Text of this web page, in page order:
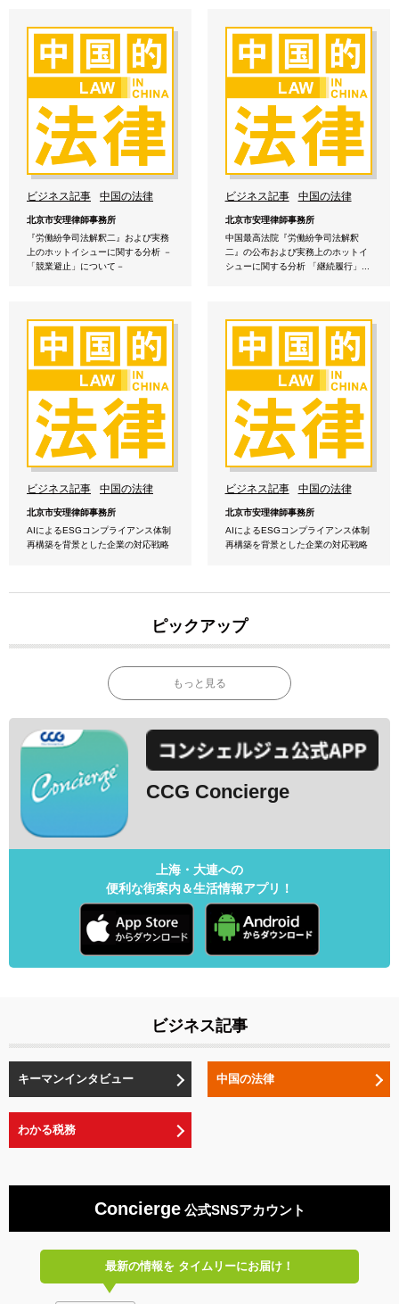
ビジネス記事 中国の法律
北京市安理律師事務所
『労働紛争司法解釈二』および実務
上のホットイシューに関する分析 －
「競業避止」について－
ビジネス記事 中国の法律
北京市安理律師事務所
中国最高法院『労働紛争司法解釈
二』の公布および実務上のホットイ
シューに関する分析 「継続履行」...
ビジネス記事 中国の法律
北京市安理律師事務所
AIによるESGコンプライアンス体制
再構築を背景とした企業の対応戦略
ビジネス記事 中国の法律
北京市安理律師事務所
AIによるESGコンプライアンス体制
再構築を背景とした企業の対応戦略
ピックアップ
もっと見る
CCG Concierge
上海・大連への
便利な街案内＆生活情報アプリ！
ビジネス記事
キーマンインタビュー 中国の法律
わかる税務
Concierge公式SNSアカウント
最新の情報をタイムリーにお届け！